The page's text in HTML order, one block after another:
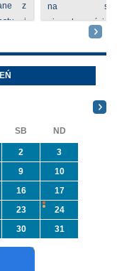
z
i
na
nieruchomości nr
Oleszycach
Orzeszkowej.
informacji ...
SB ND
2
3
9
10
16
17
23
24
30 31